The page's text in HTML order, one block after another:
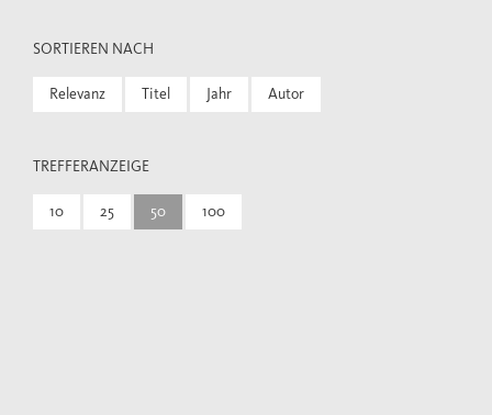
SORTIEREN NACH
Relevanz Titel Jahr Autor
TREFFERANZEIGE
10 25 50 100